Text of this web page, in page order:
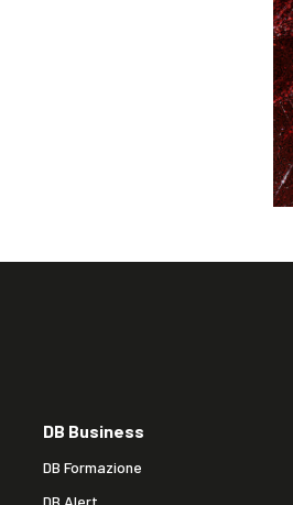
DB Business
DB Formazione
DB Alert